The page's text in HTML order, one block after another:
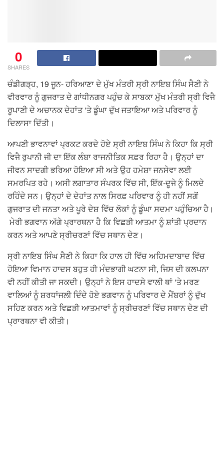
0
SHARES
ਚੰਡੀਗੜ੍ਹ, 19 ਜੂਨ- ਹਰਿਆਣਾ ਦੇ ਮੁੱਖ ਮੰਤਰੀ ਸ੍ਰੀ ਨਾਇਬ ਸਿੰਘ ਸੈਣੀ ਨੇ
ਵੀਰਵਾਰ ਨੂੰ ਗੁਜਰਾਤ ਦੇ ਗਾਂਧੀਨਗਰ ਪਹੁੰਚ ਕੇ ਸਾਬਕਾ ਮੁੱਖ ਮੰਤਰੀ ਸ੍ਰੀ ਵਿਜੈ
ਰੂਪਾਣੀ ਦੇ ਅਚਾਨਕ ਦੇਹਾਂਤ ‘ਤੇ ਡੂੰਘਾ ਦੁੱਖ ਜਤਾਇਆ ਅਤੇ ਪਰਿਵਾਰ ਨੂੰ
ਦਿਲਾਸਾ ਦਿੱਤੀ।
ਆਪਣੀ ਭਾਵਨਾਵਾਂ ਪ੍ਰਕਟ ਕਰਦੇ ਹੋਏ ਸ੍ਰੀ ਨਾਇਬ ਸਿੰਘ ਨੇ ਕਿਹਾ ਕਿ ਸ੍ਰੀ
ਵਿਜੈ ਰੁਪਾਨੀ ਜੀ ਦਾ ਇੱਕ ਲੰਬਾ ਰਾਜਨੀਤਿਕ ਸਫ਼ਰ ਰਿਹਾ ਹੈ। ਉਨ੍ਹਾਂ ਦਾ
ਜੀਵਨ ਸਾਦਗੀ ਭਰਿਆ ਹੋਇਆ ਸੀ ਅਤੇ ਉਹ ਹਮੇਸ਼ਾ ਜਨਸੇਵਾ ਲਈ
ਸਮਰਪਿਤ ਰਹੇ। ਅਸੀ ਲਗਾਤਾਰ ਸੰਪਰਕ ਵਿੱਚ ਸੀ, ਇੱਕ-ਦੂਜੇ ਨੂੰ ਮਿਲਦੇ
ਰਹਿੰਦੇ ਸਨ। ਉਨ੍ਹਾਂ ਦੇ ਦੇਹਾਂਤ ਨਾਲ ਸਿਰਫ਼ ਪਰਿਵਾਰ ਨੂੰ ਹੀ ਨਹੀਂ ਸਗੋਂ
ਗੁਜਰਾਤ ਦੀ ਜਨਤਾ ਅਤੇ ਪੂਰੇ ਦੇਸ਼ ਵਿੱਚ ਲੋਕਾਂ ਨੂੰ ਡੂੰਘਾ ਸਦਮਾ ਪਹੁੰਚਿਆ ਹੈ।
ਮੇਰੀ ਭਗਵਾਨ ਅੱਗੇ ਪ੍ਰਾਰਥਨਾ ਹੈ ਕਿ ਵਿਛੜੀ ਆਤਮਾ ਨੂੰ ਸ਼ਾਂਤੀ ਪ੍ਰਦਾਨ
ਕਰਨ ਅਤੇ ਆਪਣੇ ਸ੍ਰੀਚਰਣਾਂ ਵਿੱਚ ਸਥਾਨ ਦੇਣ।
ਸ੍ਰੀ ਨਾਇਬ ਸਿੰਘ ਸੈਣੀ ਨੇ ਕਿਹਾ ਕਿ ਹਾਲ ਹੀ ਵਿੱਚ ਅਹਿਮਦਾਬਾਦ ਵਿੱਚ
ਹੋਇਆ ਵਿਮਾਨ ਹਾਦਸ ਬਹੁਤ ਹੀ ਮੰਦਭਾਗੀ ਘਟਨਾ ਸੀ, ਜਿਸ ਦੀ ਕਲਪਨਾ
ਵੀ ਨਹੀਂ ਕੀਤੀ ਜਾ ਸਕਦੀ। ਉਨ੍ਹਾਂ ਨੇ ਇਸ ਹਾਦਸੇ ਵਾਲੀ ਥਾਂ ‘ਤੇ ਮਰਣ
ਵਾਲਿਆਂ ਨੂੰ ਸ਼ਰਧਾਂਜਲੀ ਦਿੰਦੇ ਹੋਏ ਭਗਵਾਨ ਨੂੰ ਪਰਿਵਾਰ ਦੇ ਮੈਂਬਰਾਂ ਨੂੰ ਦੁੱਖ
ਸਹਿਣ ਕਰਨ ਅਤੇ ਵਿਛੜੀ ਆਤਮਾਵਾਂ ਨੂੰ ਸ੍ਰੀਚਰਣਾਂ ਵਿੱਚ ਸਥਾਨ ਦੇਣ ਦੀ
ਪ੍ਰਾਰਥਨਾ ਵੀ ਕੀਤੀ।